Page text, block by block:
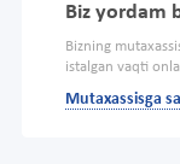
Biz yordam
Bizning
istalgan vaqti
Mutaxassisga